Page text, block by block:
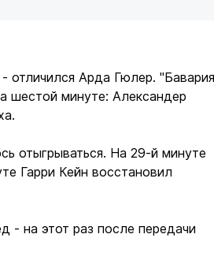
отличился Арда Гюлер.
шестой минуте: Александер
отыгрываться. На 29-й минуте
Гарри Кейн восстановил
- на этот раз после передачи